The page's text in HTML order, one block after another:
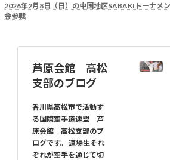
2026年2月8日（日）の中国地区SABAKIトーナメ
会参戦
芦原会館 高松
支部のブログ
香川県高松市で活動す
る国際空手道連盟 芦
原会館 高松支部のブ
ログです。 道場生それ
ぞれが空手を通じて切